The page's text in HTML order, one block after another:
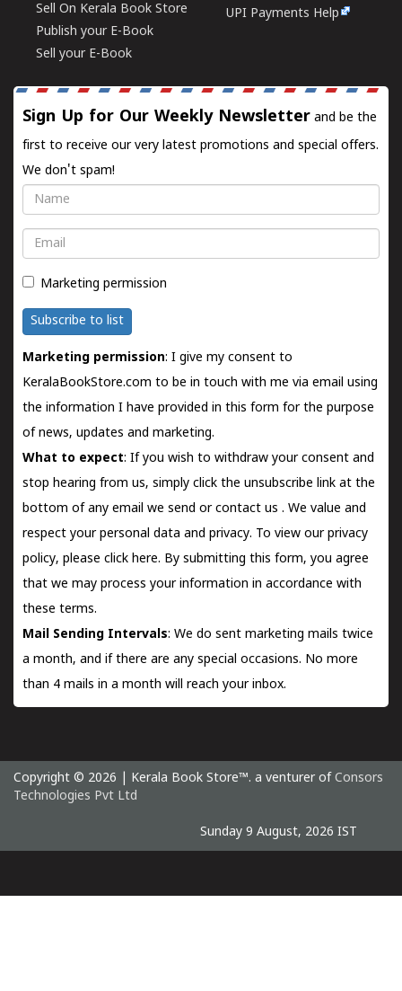
Sell On Kerala Book Store
Publish your E-Book
Sell your E-Book
UPI Payments Help
Sign Up for Our Weekly Newsletter and be the
first to receive our very latest promotions and special offers.
We don't spam!
Name
Email
Marketing permission
Subscribe to list
Marketing permission: I give my consent to
KeralaBookStore.com to be in touch with me via email using
the information I have provided in this form for the purpose
of news, updates and marketing.
What to expect: If you wish to withdraw your consent and
stop hearing from us, simply click the unsubscribe link at the
bottom of any email we send orcontact us . We value and
respect your personal data and privacy. To view our privacy
policy, please click here. By submitting this form, you agree
that we may process your information in accordance with
these terms.
Mail Sending Intervals: We do sent marketing mails twice
a month, and if there are any special occasions. No more
than 4 mails in a month will reach your inbox.
Copyright © 2026 | Kerala Book Store™. a venturer of Consors
Technologies Pvt Ltd
Sunday 9 August, 2026 IST